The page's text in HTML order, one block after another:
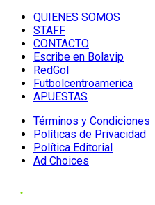
QUIENES SOMOS
STAFF
CONTACTO
Escribe en Bolavip
RedGol
Futbolcentroamerica
APUESTAS
Términos y Condiciones
Políticas de Privacidad
Política Editorial
Ad Choices